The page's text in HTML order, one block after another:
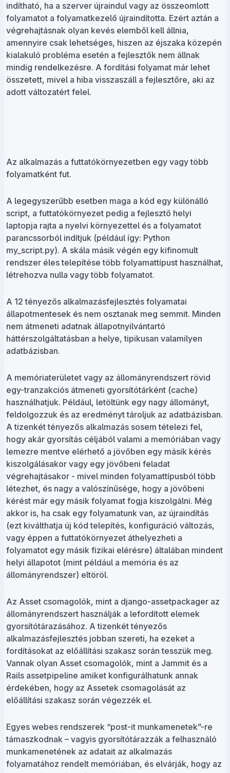
indítható, ha a szerver újraindul vagy az összeomlott
folyamatot a folyamatkezelő újraindította. Ezért aztán a
végrehajtásnak olyan kevés elemből kell állnia,
amennyire csak lehetséges, hiszen az éjszaka közepén
kialakuló probléma esetén a fejlesztők nem állnak
mindig rendelkezésre. A fordítási folyamat már lehet
összetett, mivel a hiba visszaszáll a fejlesztőre, aki az
adott változatért felel.
Az alkalmazás a futtatókörnyezetben egy vagy több
folyamatként fut.
A legegyszerűbb esetben maga a kód egy különálló
script, a futtatókörnyezet pedig a fejlesztő helyi
laptopja rajta a nyelvi környezettel és a folyamatot
parancssorból indítjuk (például így: Python
my_script.py). A skála másik végén egy kifinomult
rendszer éles telepítése több folyamattípust használhat,
létrehozva nulla vagy több folyamatot.
A 12 tényezős alkalmazásfejlesztés folyamatai
állapotmentesek és nem osztanak meg semmit. Minden
nem átmeneti adatnak állapotnyilvántartó
háttérszolgáltatásban a helye, tipikusan valamilyen
adatbázisban.
A memóriaterületet vagy az állományrendszert rövid
egy-tranzakciós átmeneti gyorsítótárként (cache)
használhatjuk. Például, letöltünk egy nagy állományt,
feldolgozzuk és az eredményt tároljuk az adatbázisban.
A tizenkét tényezős alkalmazás sosem tételezi fel,
hogy akár gyorsítás céljából valami a memóriában vagy
lemezre mentve elérhető a jövőben egy másik kérés
kiszolgálásakor vagy egy jövőbeni feladat
végrehajtásakor - mivel minden folyamattípusból több
létezhet, és nagy a valószínűsége, hogy a jövőbeni
kérést már egy másik folyamat fogja kiszolgálni. Még
akkor is, ha csak egy folyamatunk van, az újraindítás
(ezt kiválthatja új kód telepítés, konfiguráció változás,
vagy éppen a futtatókörnyezet áthelyezheti a
folyamatot egy másik fizikai elérésre) általában mindent
helyi állapotot (mint például a memória és az
állományrendszer) eltöröl.
Az Asset csomagolók, mint a django-assetpackager az
állományrendszert használják a lefordított elemek
gyorsítótárazásához. A tizenkét tényezős
alkalmazásfejlesztés jobban szereti, ha ezeket a
fordításokat az előállítási szakasz során tesszük meg.
Vannak olyan Asset csomagolók, mint a Jammit és a
Rails assetpipeline amiket konfigurálhatunk annak
érdekében, hogy az Assetek csomagolását az
előállítási szakasz során végezzék el.
Egyes webes rendszerek “post-it munkamenetek”-re
támaszkodnak – vagyis gyorsítótárazzák a felhasználó
munkamenetének az adatait az alkalmazás
folyamatához rendelt memóriában, és elvárják, hogy az